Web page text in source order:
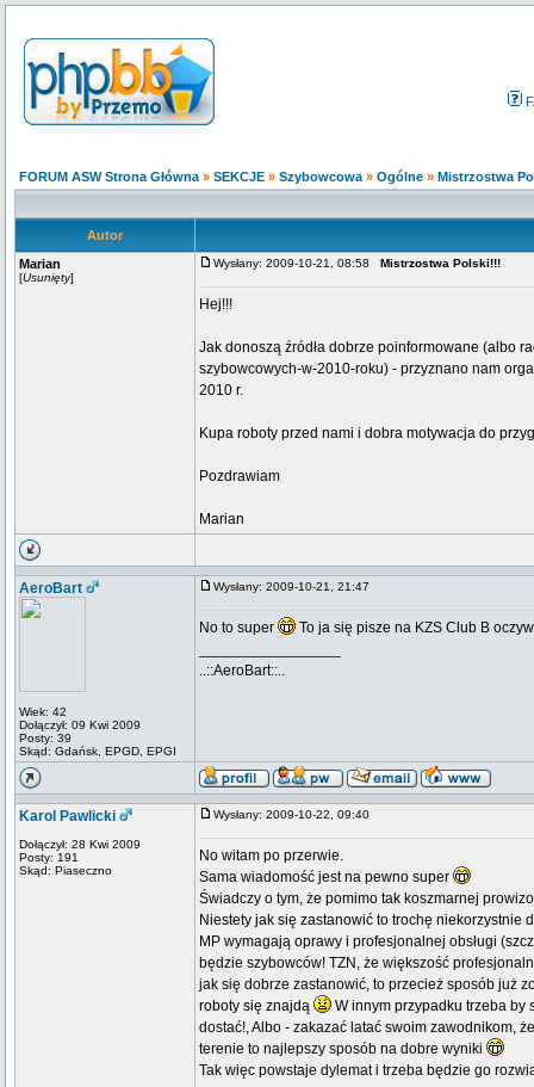
FORUM ASW Strona Główna » SEKCJE » Szybowcowa » Ogólne » Mistrzostwa
Autor
Marian
[Usunięty]
Wysłany: 2009-10-21, 08:58 Mistrzostwa Polski!!!
Hej!!!
Jak donoszą źródła dobrze poinformowane (albo
szybowcowych-w-2010-roku) - przyznano nam
2010 r.
Kupa roboty przed nami i dobra motywacja do
Pozdrawiam
Marian
AeroBart
Wiek: 42
Dołączył: 09 Kwi 2009
Posty: 39
Skąd: Gdańsk, EPGD, EPGI
Wysłany: 2009-10-21, 21:47
No to super
To ja się pisze na KZS Club B
..::AeroBart::..
Karol Pawlicki
Dołączył: 28 Kwi 2009
Posty: 191
Skąd: Piaseczno
Wysłany: 2009-10-22, 09:40
No witam po przerwie.
Sama wiadomość jest na pewno super
Świadczy o tym, że pomimo tak koszmarnej
Niestety jak się zastanowić to trochę niekorzystnie
MP wymagają oprawy i profesjonalnej obsługi
będzie szybowców! TZN, że większość
jak się dobrze zastanowić, to przecież sposób już
roboty się znajdą
W innym przypadku trzeba
dostać!, Albo - zakazać latać swoim zawodnikom,
terenie to najlepszy sposób na dobre wyniki
Tak więc powstaje dylemat i trzeba będzie go